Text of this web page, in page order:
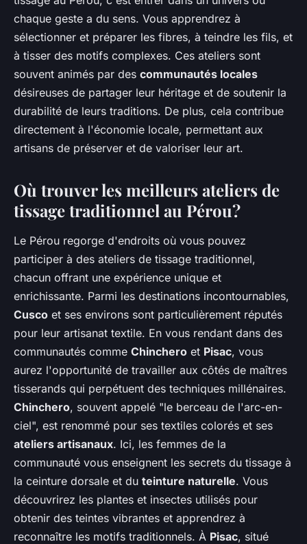
chaque geste a du sens. Vous apprendrez à
sélectionner et préparer les fibres, à teindre les fils, et
à tisser des motifs complexes. Ces ateliers sont
souvent animés par des communautés locales
désireuses de partager leur héritage et de soutenir la
durabilité de leurs traditions. De plus, cela contribue
directement à l'économie locale, permettant aux
artisans de préserver et de valoriser leur art.
Où trouver les meilleurs ateliers de
tissage traditionnel au Pérou?
Le Pérou regorge d'endroits où vous pouvez
participer à des ateliers de tissage traditionnel,
chacun offrant une expérience unique et
enrichissante. Parmi les destinations incontournables,
Cusco et ses environs sont particulièrement réputés
pour leur artisanat textile. En vous rendant dans des
communautés comme Chinchero et Pisac, vous
aurez l'opportunité de travailler aux côtés de maîtres
tisserands qui perpétuent des techniques millénaires.
Chinchero, souvent appelé "le berceau de l'arc-en-
ciel", est renommé pour ses textiles colorés et ses
ateliers artisanaux. Ici, les femmes de la
communauté vous enseignent les secrets du tissage à
la ceinture dorsale et du teinture naturelle. Vous
découvrirez les plantes et insectes utilisés pour
obtenir des teintes vibrantes et apprendrez à
reconnaître les motifs traditionnels. À Pisac, situé